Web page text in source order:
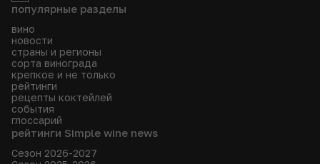
популярные разделы
вино
новости
страны и регионы
сорта винограда
крепкое и не только
рейтинги
рецепты коктейлей
события
глоссарий
рейтинги Simple wine news
Сезон 2026-2027